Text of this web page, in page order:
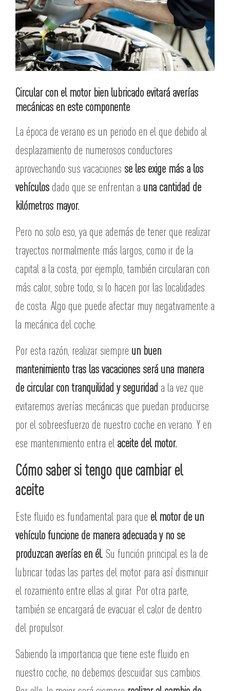
Circular con el motor bien lubricado evitará averías
mecánicas en este componente
La época de verano es un periodo en el que debido al
desplazamiento de numerosos conductores
aprovechando sus vacaciones se les exige más a los
vehículos dado que se enfrentan a una cantidad de
kilómetros mayor.
Pero no solo eso, ya que además de tener que realizar
trayectos normalmente más largos, como ir de la
capital a la costa, por ejemplo, también circularan con
más calor, sobre todo, si lo hacen por las localidades
de costa. Algo que puede afectar muy negativamente a
la mecánica del coche.
Por esta razón, realizar siempre un buen
mantenimiento tras las vacaciones será una manera
de circular con tranquilidad y seguridad a la vez que
evitaremos averías mecánicas que puedan producirse
por el sobreesfuerzo de nuestro coche en verano. Y en
ese mantenimiento entra el aceite del motor.
Cómo saber si tengo que cambiar el
aceite
Este fluido es fundamental para que el motor de un
vehículo funcione de manera adecuada y no se
produzcan averías en él. Su función principal es la de
lubricar todas las partes del motor para así disminuir
el rozamiento entre ellas al girar. Por otra parte,
también se encargará de evacuar el calor de dentro
del propulsor.
Sabiendo la importancia que tiene este fluido en
nuestro coche, no debemos descuidar sus cambios.